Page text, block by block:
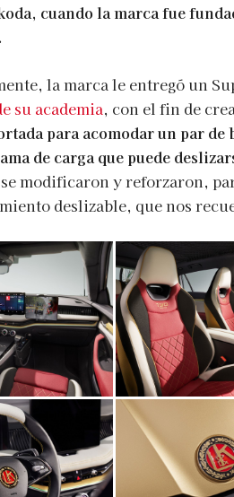
cuando la marca fue
la marca le entregó un
su academia, con el fin de
para acomodar un par
de carga que puede
modificaron y reforzaron,
deslizable, que nos